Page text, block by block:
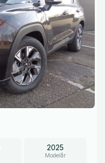
2025
Modelår